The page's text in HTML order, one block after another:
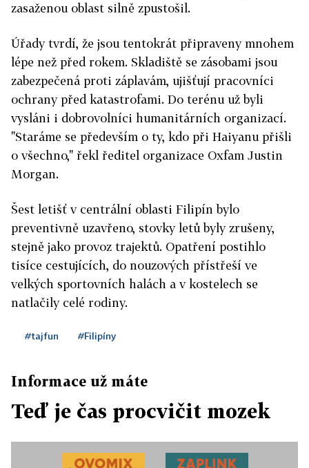
zasaženou oblast silně zpustošil.
Úřady tvrdí, že jsou tentokrát připraveny mnohem
lépe než před rokem. Skladiště se zásobami jsou
zabezpečená proti záplavám, ujišťují pracovníci
ochrany před katastrofami. Do terénu už byli
vysláni i dobrovolníci humanitárních organizací.
"Staráme se především o ty, kdo při Haiyanu přišli
o všechno," řekl ředitel organizace Oxfam Justin
Morgan.
Šest letišť v centrální oblasti Filipín bylo
preventivně uzavřeno, stovky letů byly zrušeny,
stejně jako provoz trajektů. Opatření postihlo
tisíce cestujících, do nouzových přístřeší ve
velkých sportovních halách a v kostelech se
natlačily celé rodiny.
#tajfun #Filipíny
Informace už máte
Teď je čas procvičit mozek